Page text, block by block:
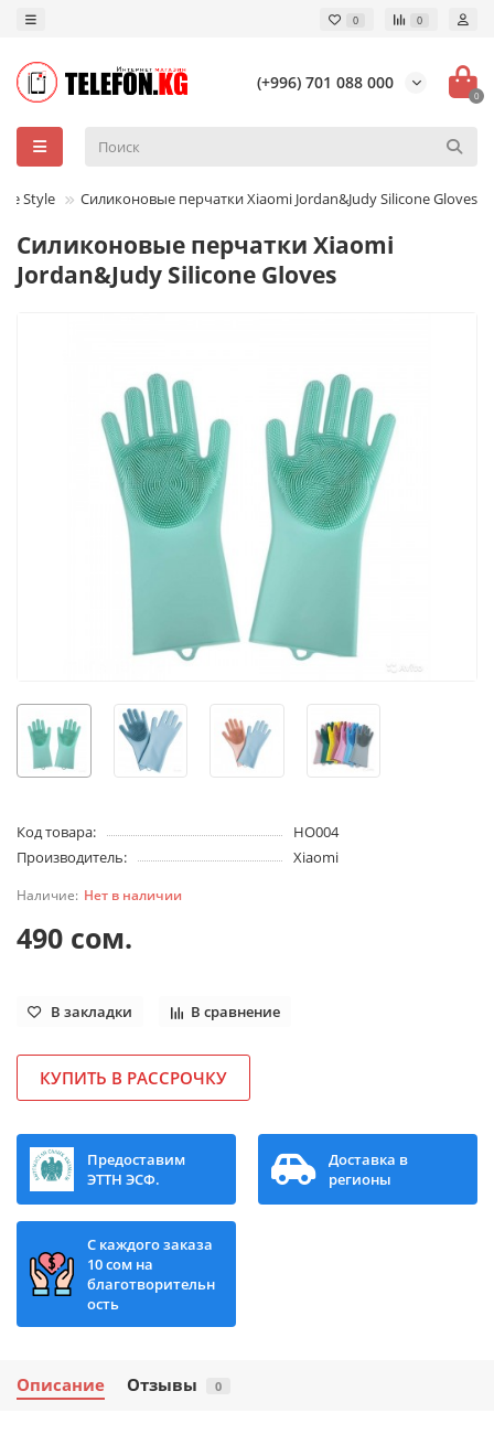
0 0
(+996) 701 088 000
0
Style Силиконовые перчатки Xiaomi Jordan&Judy Silicone Gloves
Силиконовые перчатки Xiaomi
Jordan&Judy Silicone Gloves
Код товара:
HO004
Производитель:
Xiaomi
Нет в наличии
490 сом.
В закладки В сравнение
КУПИТЬ В РАССРОЧКУ
Предоставим
ЭТТН ЭСФ.
Доставка в
регионы
С каждого заказа
10 сом на
благотворительн
ость
Описание Отзывы 0